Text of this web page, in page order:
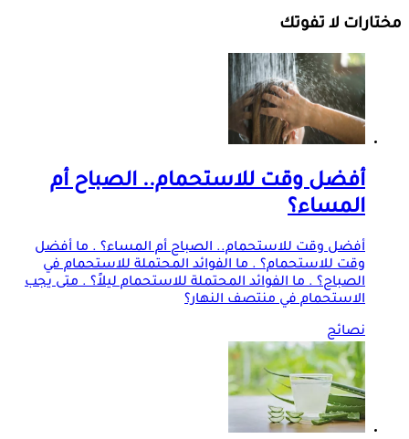
مختارات لا تفوتك
أفضل وقت للاستحمام.. الصباح أم
المساء؟
أفضل وقت للاستحمام.. الصباح أم المساء؟ . ما أفضل
وقت للاستحمام؟ . ما الفوائد المحتملة للاستحمام في
الصباح؟ . ما الفوائد المحتملة للاستحمام ليلاً؟ . متى يجب
الاستحمام في منتصف النهار؟
نصائح